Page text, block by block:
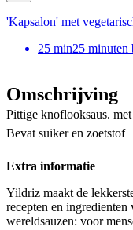
'Kapsalon' met
25 min25 minuten
Omschrijving
Pittige knoflooksaus.
Bevat suiker en zoetstof
Extra informatie
Yildriz maakt de
recepten en
wereldsauzen: voor